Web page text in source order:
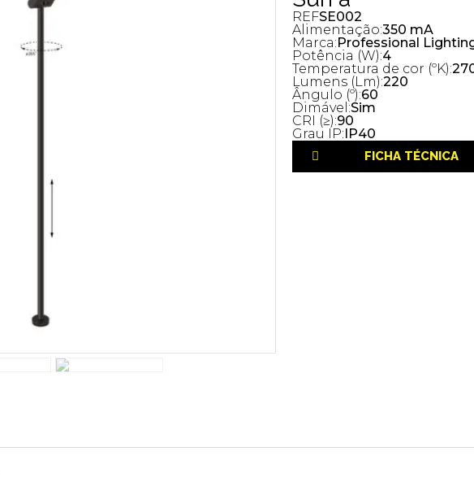
REFSE002
Alimentação:350 mA
Marca:Professional
Potência (W):4
Temperatura de cor (ºK):
Lumens (Lm):220
Ângulo (º):60
Dimável:Sim
CRI (≥):90
Grau IP:IP40
FICHA TÉCNICA